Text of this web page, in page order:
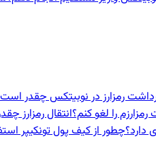
رمزارز در نوبیتکس چقدر
را لغو کنم؟انتقال رمزارز
دارد؟چطور از کیف پول تونکیپر